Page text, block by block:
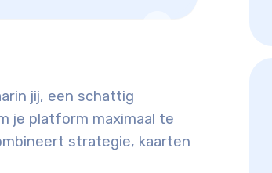
jij, een schattig
je platform maximaal te
strategie, kaarten